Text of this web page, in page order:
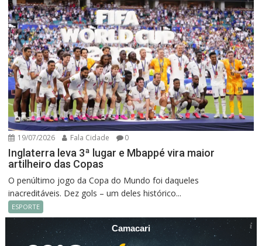
19/07/2026 Fala Cidade 0
Inglaterra leva 3ª lugar e Mbappé vira maior
artilheiro das Copas
O penúltimo jogo da Copa do Mundo foi daqueles
inacreditáveis. Dez gols – um deles histórico...
ESPORTE
Camacari